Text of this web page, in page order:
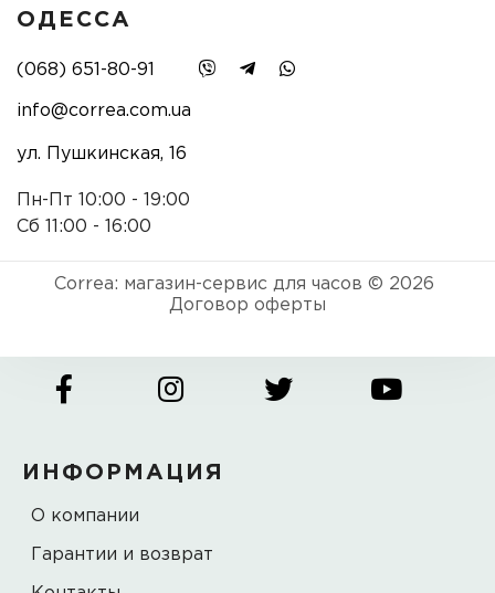
ОДЕССА
(068) 651-80-91
info@correa.com.ua
ул. Пушкинская, 16
Пн-Пт 10:00 - 19:00
Сб 11:00 - 16:00
Correa: магазин-сервис для часов © 2026
Договор оферты
ИНФОРМАЦИЯ
О компании
Гарантии и возврат